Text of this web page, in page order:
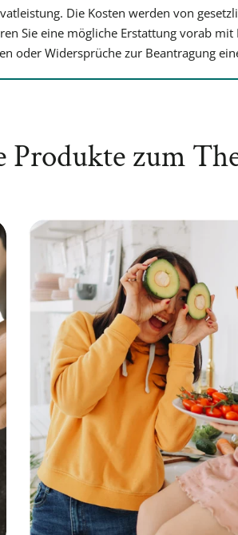
Die Kosten werden von
Sie eine mögliche Erstattung vorab
oder Widersprüche zur Beantragung
Produkte zum